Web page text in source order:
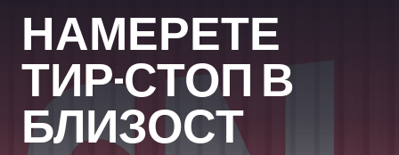
НАМЕРЕТЕ
ТИР-СТОП В
БЛИЗОСТ